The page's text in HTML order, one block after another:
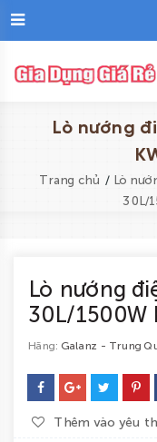
Lò nướng
Trang chủ / Lò
30L/
Lò nướng
30L/1500W
Hãng: Galanz - Trung
Thêm vào yêu